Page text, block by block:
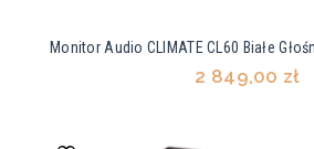
Monitor Audio CLIMATE CL60 Białe
2 849,00 zł